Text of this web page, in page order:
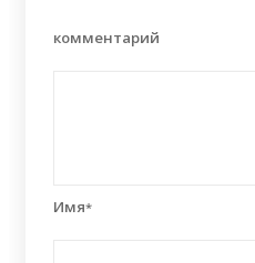
комментарий
Имя*